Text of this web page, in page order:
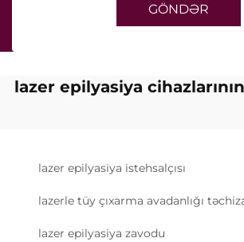
GÖNDƏR
lazer epilyasiya
lazer epilyasiya istehsalçısı
lazerle tüy çıxarma avadanlığı
lazer epilyasiya zavodu